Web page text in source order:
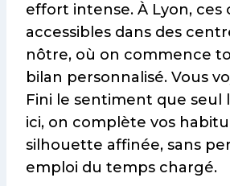
effort intense. À Lyon, ces
accessibles dans des
nôtre, où on commence
bilan personnalisé. Vous
Fini le sentiment que seul
ici, on complète vos
silhouette affinée, sans
emploi du temps chargé.